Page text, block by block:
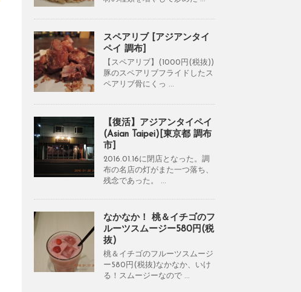
スペアリブ [アジアンタイ
ペイ 調布]
【スペアリブ】(1000円(税抜))
豚のスペアリブフライドしたス
ペアリブ骨にくっ ...
【復活】アジアンタイペイ
(Asian Taipei)[東京都 調布
市]
2016.01.16に閉店となった。調
布の名店の灯がまた一つ落ち、
残念であった。 ...
なかなか！ 桃＆イチゴのフ
ルーツスムージー580円(税
抜)
桃＆イチゴのフルーツスムージ
ー580円(税抜)なかなか、いけ
る！スムージーなので ...